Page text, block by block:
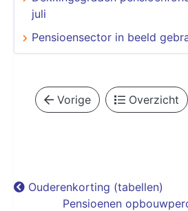
juli
Pensioensector in beeld
Vorige Overzicht
Ouderenkorting (tabellen)
Pensioenen